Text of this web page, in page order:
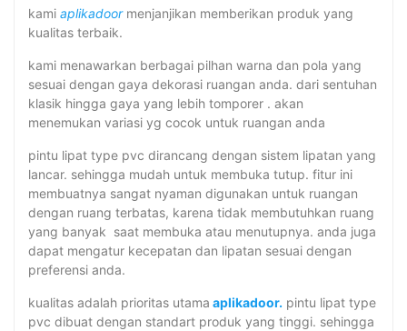
kami aplikadoor menjanjikan memberikan produk yang
kualitas terbaik.
kami menawarkan berbagai pilhan warna dan pola yang
sesuai dengan gaya dekorasi ruangan anda. dari sentuhan
klasik hingga gaya yang lebih tomporer . akan
menemukan variasi yg cocok untuk ruangan anda
pintu lipat type pvc dirancang dengan sistem lipatan yang
lancar. sehingga mudah untuk membuka tutup. fitur ini
membuatnya sangat nyaman digunakan untuk ruangan
dengan ruang terbatas, karena tidak membutuhkan ruang
yang banyak saat membuka atau menutupnya. anda juga
dapat mengatur kecepatan dan lipatan sesuai dengan
preferensi anda.
kualitas adalah prioritas utama aplikadoor. pintu lipat type
pvc dibuat dengan standart produk yang tinggi. sehingga